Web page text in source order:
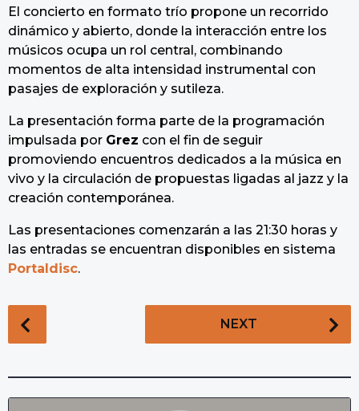
El concierto en formato trío propone un recorrido
dinámico y abierto, donde la interacción entre los
músicos ocupa un rol central, combinando
momentos de alta intensidad instrumental con
pasajes de exploración y sutileza.
La presentación forma parte de la programación
impulsada por Grez con el fin de seguir
promoviendo encuentros dedicados a la música en
vivo y la circulación de propuestas ligadas al jazz y la
creación contemporánea.
Las presentaciones comenzarán a las 21:30 horas y
las entradas se encuentran disponibles en sistema
Portaldisc.
o
t
P
NEXT